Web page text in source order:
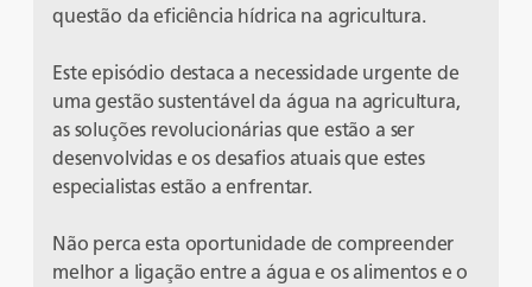
questão da eficiência hídrica na agricultura.
Este episódio destaca a necessidade urgente de
uma gestão sustentável da água na agricultura,
as soluções revolucionárias que estão a ser
desenvolvidas e os desafios atuais que estes
especialistas estão a enfrentar.
Não perca esta oportunidade de compreender
melhor a ligação entre a água e os alimentos e o